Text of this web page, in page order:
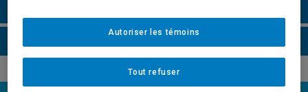
Tout refuser
Autoriser les témoins